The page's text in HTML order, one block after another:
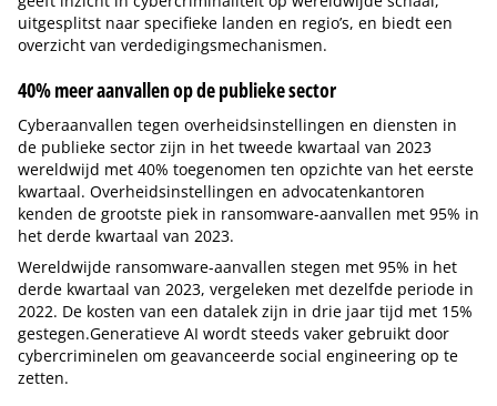
uitgesplitst naar specifieke landen en regio’s, en biedt een
overzicht van verdedigingsmechanismen.
40% meer aanvallen op de publieke sector
Cyberaanvallen tegen overheidsinstellingen en diensten in
de publieke sector zijn in het tweede kwartaal van 2023
wereldwijd met 40% toegenomen ten opzichte van het eerste
kwartaal. Overheidsinstellingen en advocatenkantoren
kenden de grootste piek in ransomware-aanvallen met 95% in
het derde kwartaal van 2023.
Wereldwijde ransomware-aanvallen stegen met 95% in het
derde kwartaal van 2023, vergeleken met dezelfde periode in
2022. De kosten van een datalek zijn in drie jaar tijd met 15%
gestegen.Generatieve AI wordt steeds vaker gebruikt door
cybercriminelen om geavanceerde social engineering op te
zetten.